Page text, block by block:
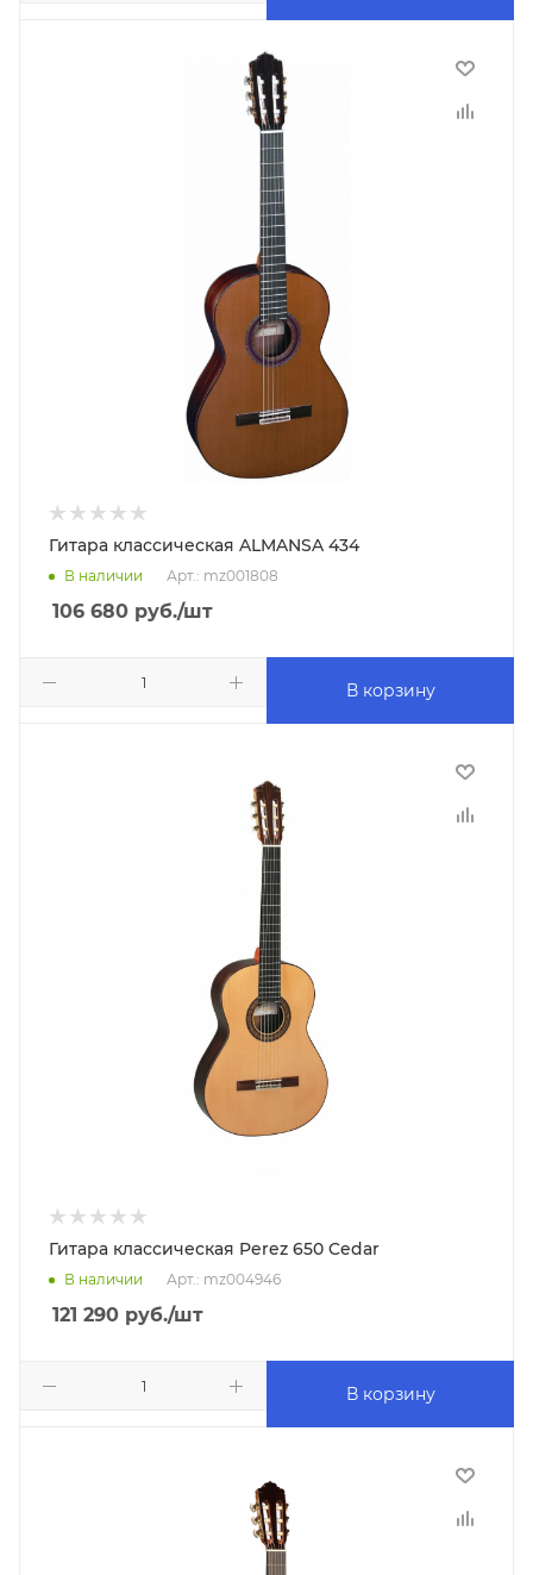
Гитара классическая ALMANSA 434
В наличии Арт.: mz001808
106 680 руб./шт
В корзину
Гитара классическая Perez 650 Cedar
В наличии Арт.: mz004946
121 290 руб./шт
В корзину